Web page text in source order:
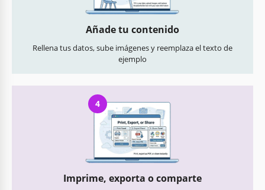
Añade tu contenido
Rellena tus datos, sube imágenes y reemplaza el texto de
ejemplo
4
Imprime, exporta o comparte